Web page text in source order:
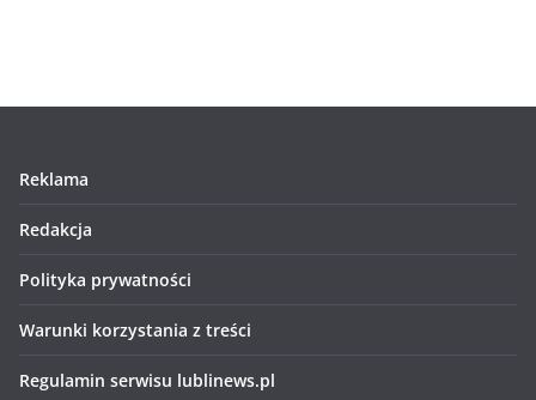
Reklama
Redakcja
Polityka prywatności
Warunki korzystania z treści
Regulamin serwisu lublinews.pl